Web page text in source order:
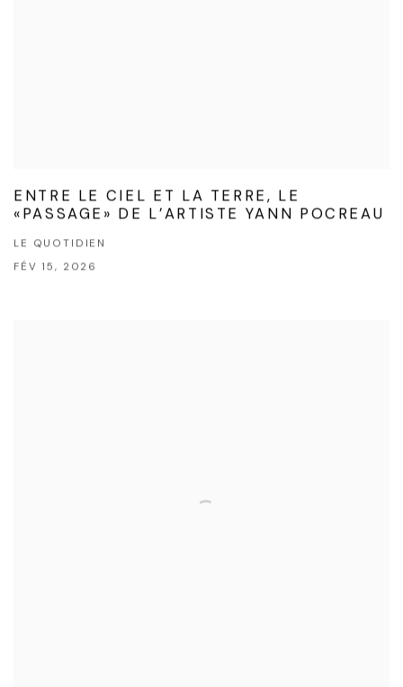
ENTRE LE CIEL ET LA TERRE, LE
«PASSAGE» DE L’ARTISTE YANN POCREAU
LE QUOTIDIEN
FÉV 15, 2026